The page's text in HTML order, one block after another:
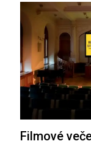
Filmové